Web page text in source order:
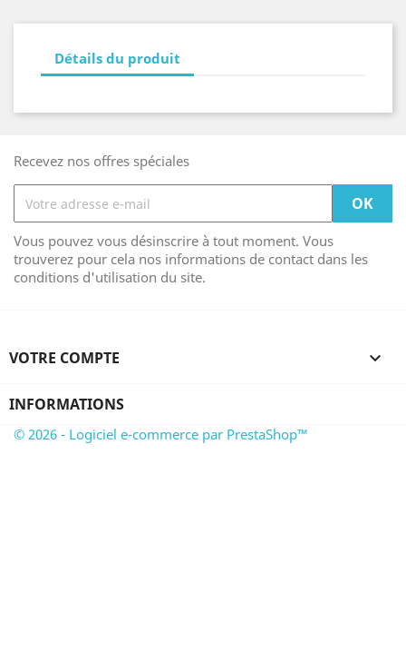
Détails du produit
Recevez nos offres spéciales
Vous pouvez vous désinscrire à tout moment. Vous
trouverez pour cela nos informations de contact dans les
conditions d'utilisation du site.
VOTRE COMPTE 
INFORMATIONS
© 2026 - Logiciel e-commerce par PrestaShop™